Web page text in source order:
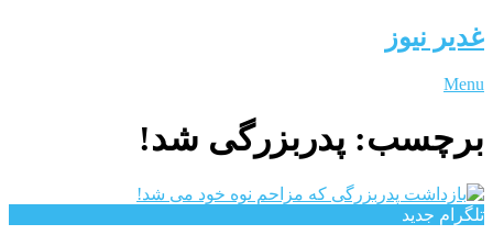
غدیر نیوز
Menu
برچسب: پدربزرگی شد!
تلگرام جدید